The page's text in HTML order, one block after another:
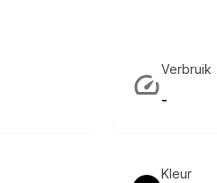
Verbruik
-
Kleur